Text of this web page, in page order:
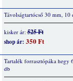
Távolságtartócső 30 mm, 10
kisker ár:525 Ft
shop ár: 350 Ft
Tartalék forrasztópáka hegy
db